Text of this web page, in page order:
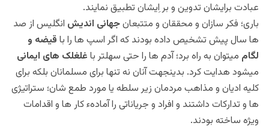
عبادت برایشان تدوین و بر اِیشان تطبیق نمایند.
باری؛ فکر سازان و محققان و متتبعانجهانی اندیش انگلیس از صد
ها سال پیش تشخیص داده بودند که اگر اسپ ها را با قیضه و
لگام میتوان به راه برد؛ آدم ها را حتی سهلتر با غلغلک های ایمانی
میشود هدایت کرد. بدینجهت آنان نه تنها برای مسلمانان بلکه برای
کلیه ادیان و مذاهب مردمان زیر سلطه یا مورد طمع شان؛ ستراتیژی
ها و تدارکات داشتند و افراد و جریاناتی را آمادهء کار ها و اقدامات
ویژه ساخته بودند.